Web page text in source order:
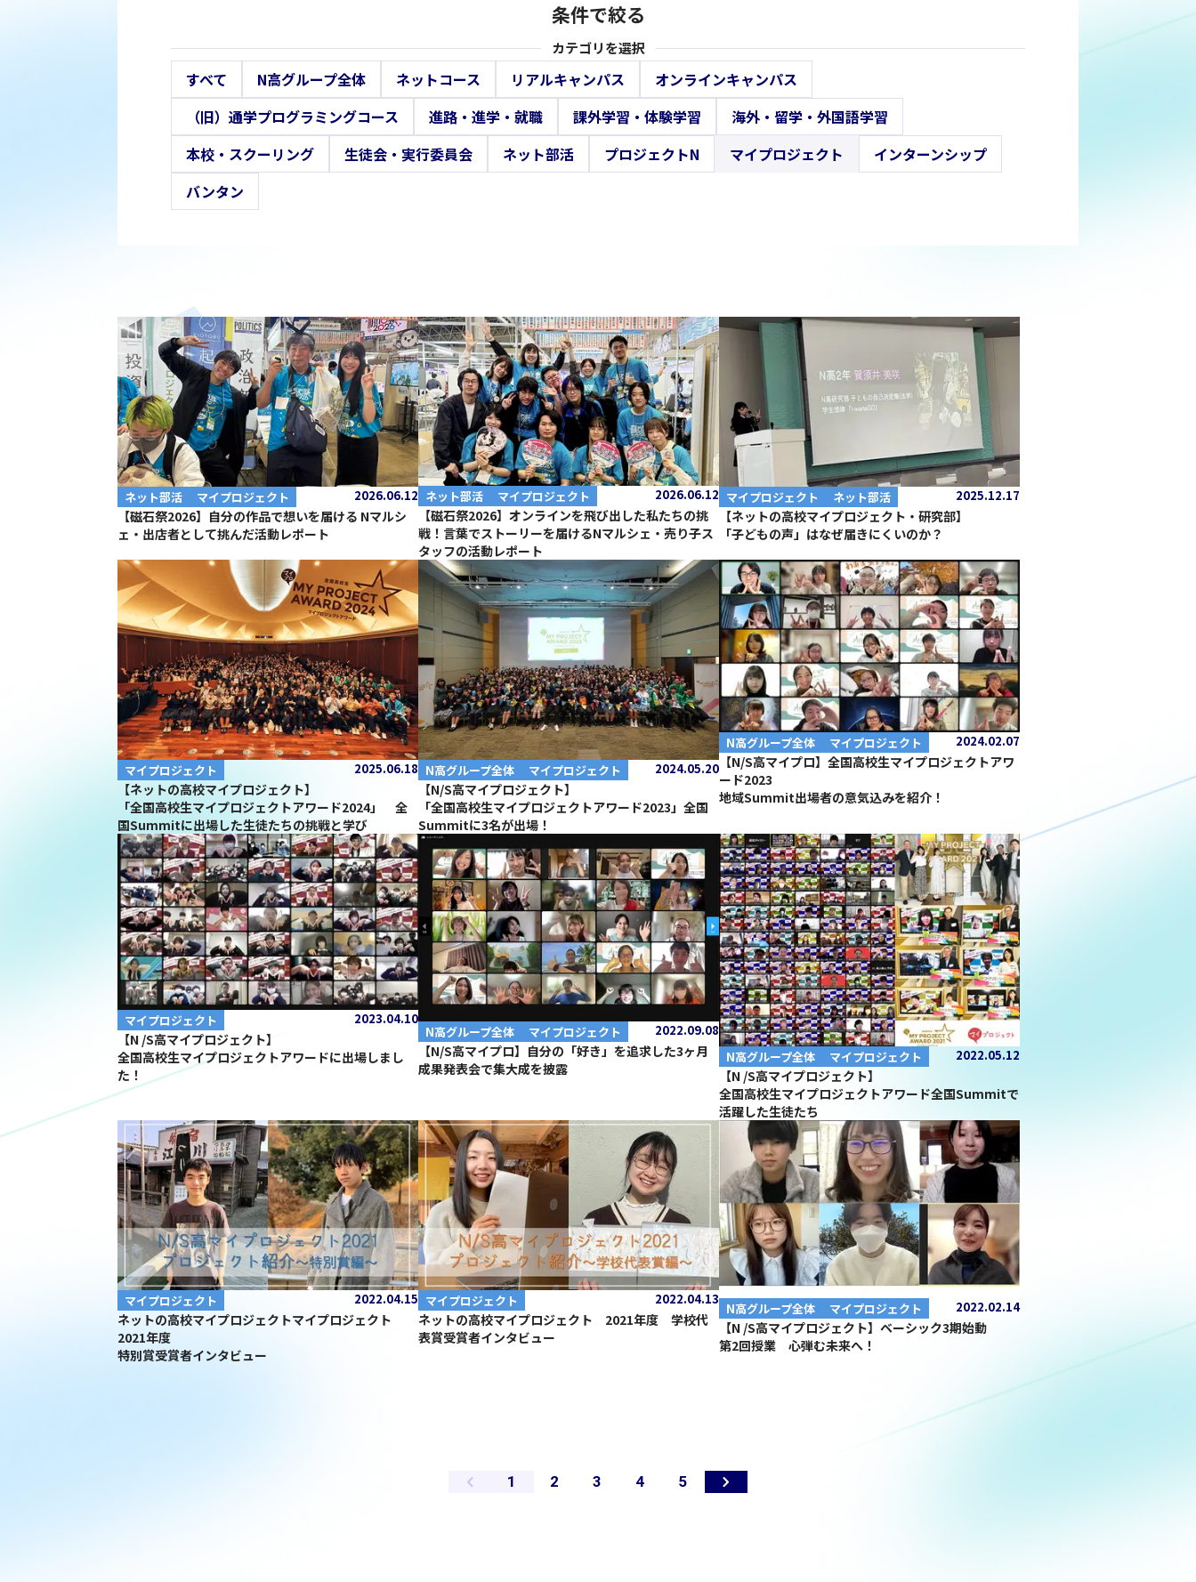
条件で絞る
カテゴリを選択
すべて N高グループ全体 ネットコース リアルキャンパス
オンラインキャンパス
（旧）通学プログラミングコース
進路・進学・就職 課外学習・体験学習
海外・留学・外国語学習
本校・スクーリング
生徒会・実行委員会 ネット部活 プロジェクトN マイプロジェクト
インターンシップ
バンタン
ネット部活 マイプロジェクト 2026.06.12
【磁石祭2026】自分の作品で想いを届ける Nマルシ
ェ・出店者として挑んだ活動レポート
ネット部活 マイプロジェクト 2026.06.12
【磁石祭2026】オンラインを飛び出した私たちの挑
戦！言葉でストーリーを届けるNマルシェ・売り子ス
タッフの活動レポート
マイプロジェクト ネット部活 2025.12.17
【ネットの高校マイプロジェクト・研究部】
「子どもの声」はなぜ届きにくいのか？
マイプロジェクト 2025.06.18
【ネットの高校マイプロジェクト】
「全国高校生マイプロジェクトアワード2024」 全
国Summitに出場した生徒たちの挑戦と学び
N高グループ全体 マイプロジェクト 2024.05.20
【N/S高マイプロジェクト】
「全国高校生マイプロジェクトアワード2023」全国
Summitに3名が出場！
N高グループ全体 マイプロジェクト 2024.02.07
【N/S高マイプロ】全国高校生マイプロジェクトアワ
ード2023
地域Summit出場者の意気込みを紹介！
マイプロジェクト 2023.04.10
【N /S高マイプロジェクト】
全国高校生マイプロジェクトアワードに出場しまし
た！
N高グループ全体 マイプロジェクト 2022.09.08
【N/S高マイプロ】自分の「好き」を追求した3ヶ月
成果発表会で集大成を披露
N高グループ全体 マイプロジェクト 2022.05.12
【N /S高マイプロジェクト】
全国高校生マイプロジェクトアワード全国Summitで
活躍した生徒たち
マイプロジェクト 2022.04.15
ネットの高校マイプロジェクトマイプロジェクト
2021年度
特別賞受賞者インタビュー
マイプロジェクト 2022.04.13
ネットの高校マイプロジェクト 2021年度 学校代
表賞受賞者インタビュー
N高グループ全体 マイプロジェクト 2022.02.14
【N /S高マイプロジェクト】ベーシック3期始動
第2回授業 心弾む未来へ！
1 2 3 4 5